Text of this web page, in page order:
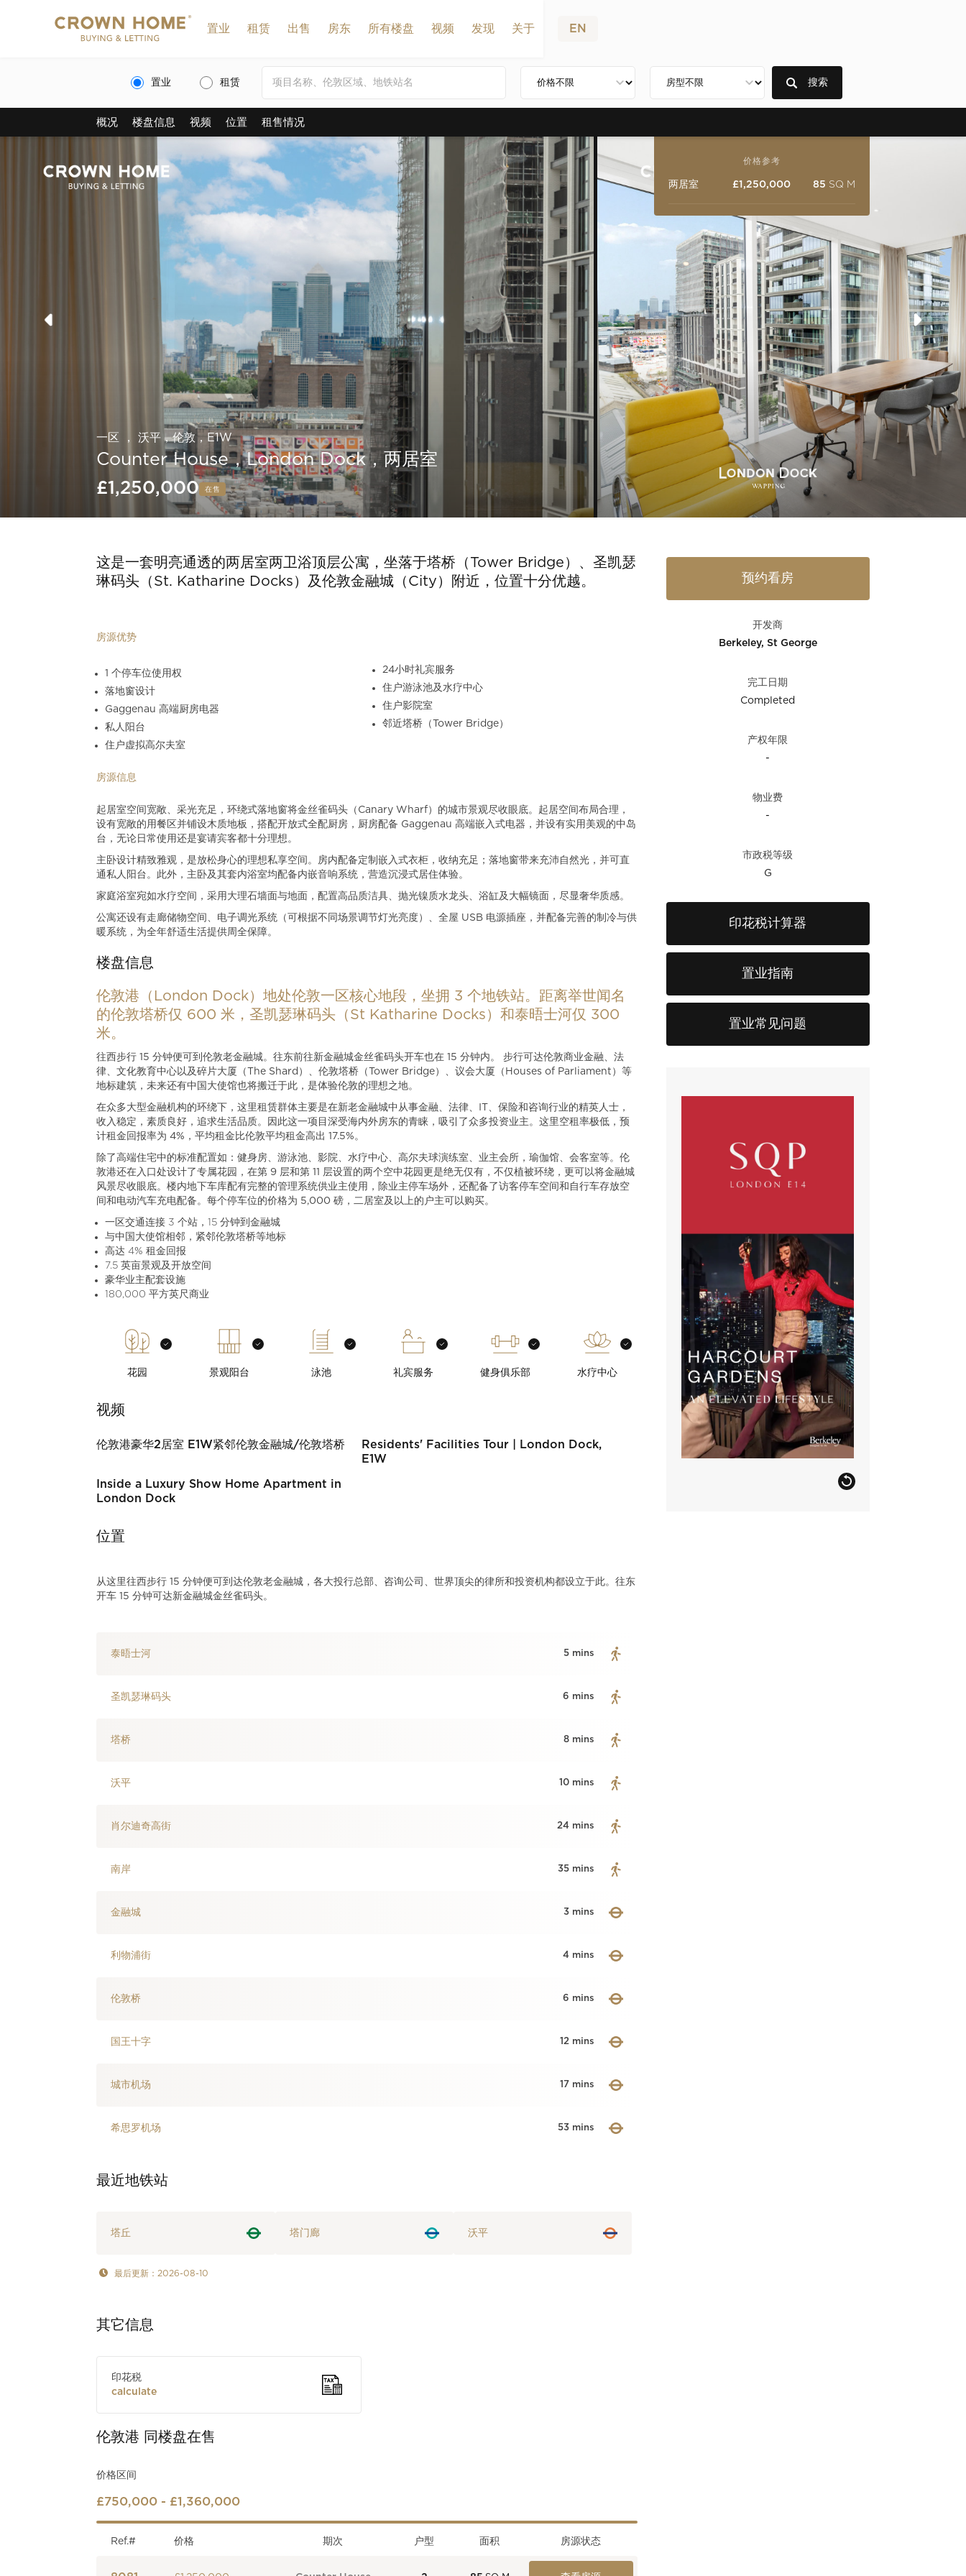
置业 租赁 出售 房东 所有楼盘 视频 发现 关于 EN
置业 租赁 搜索
概况 楼盘信息 视频 位置 租售情况
两居室 £1,250,000 85 SQ M
价格参考
一区 ， 沃平，伦敦，E1W
Counter House，London Dock，两居室
£1,250,000
在售
这是一套明亮通透的两居室两卫浴顶层公寓，坐落于塔桥（Tower Bridge）、圣凯瑟
琳码头（St. Katharine Docks）及伦敦金融城（City）附近，位置十分优越。
房源优势
1 个停车位使用权
落地窗设计
Gaggenau 高端厨房电器
私人阳台
住户虚拟高尔夫室
24小时礼宾服务
住户游泳池及水疗中心
住户影院室
邻近塔桥（Tower Bridge）
房源信息
起居室空间宽敞、采光充足，环绕式落地窗将金丝雀码头（Canary Wharf）的城市景观尽收眼底。起居空间布局合理，
设有宽敞的用餐区并铺设木质地板，搭配开放式全配厨房，厨房配备 Gaggenau 高端嵌入式电器，并设有实用美观的中岛
台，无论日常使用还是宴请宾客都十分理想。
主卧设计精致雅观，是放松身心的理想私享空间。房内配备定制嵌入式衣柜，收纳充足；落地窗带来充沛自然光，并可直
通私人阳台。此外，主卧及其套内浴室均配备内嵌音响系统，营造沉浸式居住体验。
家庭浴室宛如水疗空间，采用大理石墙面与地面，配置高品质洁具、抛光镍质水龙头、浴缸及大幅镜面，尽显奢华质感。
公寓还设有走廊储物空间、电子调光系统（可根据不同场景调节灯光亮度）、全屋 USB 电源插座，并配备完善的制冷与供
暖系统，为全年舒适生活提供周全保障。
楼盘信息
伦敦港（London Dock）地处伦敦一区核心地段，坐拥 3 个地铁站。距离举世闻名
的伦敦塔桥仅 600 米，圣凯瑟琳码头（St Katharine Docks）和泰晤士河仅 300
米。
往西步行 15 分钟便可到伦敦老金融城。往东前往新金融城金丝雀码头开车也在 15 分钟内。 步行可达伦敦商业金融、法
律、文化教育中心以及碎片大厦（The Shard）、伦敦塔桥（Tower Bridge）、议会大厦（Houses of Parliament）等
地标建筑，未来还有中国大使馆也将搬迁于此，是体验伦敦的理想之地。
在众多大型金融机构的环绕下，这里租赁群体主要是在新老金融城中从事金融、法律、IT、保险和咨询行业的精英人士，
收入稳定，素质良好，追求生活品质。因此这一项目深受海内外房东的青睐，吸引了众多投资业主。这里空租率极低，预
计租金回报率为 4%，平均租金比伦敦平均租金高出 17.5%。
除了高端住宅中的标准配置如：健身房、游泳池、影院、水疗中心、高尔夫球演练室、业主会所，瑜伽馆、会客室等。伦
敦港还在入口处设计了专属花园，在第 9 层和第 11 层设置的两个空中花园更是绝无仅有，不仅植被环绕，更可以将金融城
风景尽收眼底。楼内地下车库配有完整的管理系统供业主使用，除业主停车场外，还配备了访客停车空间和自行车存放空
间和电动汽车充电配备。每个停车位的价格为 5,000 磅，二居室及以上的户主可以购买。
一区交通连接 3 个站，15 分钟到金融城
与中国大使馆相邻，紧邻伦敦塔桥等地标
高达 4% 租金回报
7.5 英亩景观及开放空间
豪华业主配套设施
180,000 平方英尺商业
花园 景观阳台 泳池 礼宾服务 健身俱乐部 水疗中心
视频
伦敦港豪华2居室 E1W紧邻伦敦金融城/伦敦塔桥
Residents' Facilities Tour | London Dock,
E1W
Inside a Luxury Show Home Apartment in
London Dock
位置
从这里往西步行 15 分钟便可到达伦敦老金融城，各大投行总部、咨询公司、世界顶尖的律所和投资机构都设立于此。往东
开车 15 分钟可达新金融城金丝雀码头。
泰晤士河 5 mins
圣凯瑟琳码头 6 mins
塔桥 8 mins
沃平 10 mins
肖尔迪奇高街 24 mins
南岸 35 mins
金融城 3 mins
利物浦街 4 mins
伦敦桥 6 mins
国王十字 12 mins
城市机场 17 mins
希思罗机场 53 mins
最近地铁站
塔丘 塔门廊 沃平
最后更新：2026-08-10
其它信息
印花税
calculate
伦敦港 同楼盘在售
价格区间
£750,000 - £1,360,000
Ref.# 价格 期次 户型 面积 房源状态
预约看房
开发商
Berkeley, St George
完工日期
Completed
产权年限
-
物业费
-
市政税等级
G
印花税计算器
置业指南
置业常见问题